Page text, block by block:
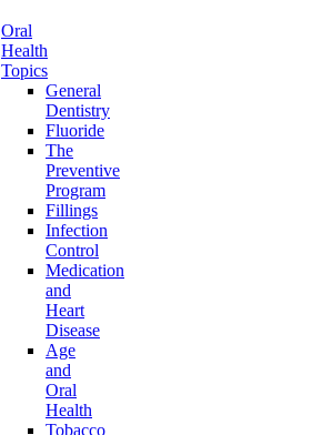
Oral
Health
Topics
General
Dentistry
Fluoride
The
Preventive
Program
Fillings
Infection
Control
Medication
and
Heart
Disease
Age
and
Oral
Health
Tobacco